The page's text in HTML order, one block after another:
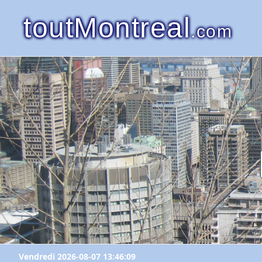
toutMontreal.com
Vendredi 2026-08-07 13:46:09